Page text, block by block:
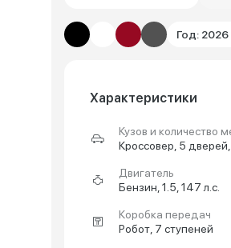
Год: 2026
Характеристики
Кузов и количество
Кроссовер, 5
Двигатель
Бензин, 1.5, 147 л.с.
Коробка передач
Робот, 7 ступеней